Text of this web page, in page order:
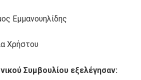
Εμμανουηλίδης
Χρήστου
Συμβουλίου εξελέγησαν: